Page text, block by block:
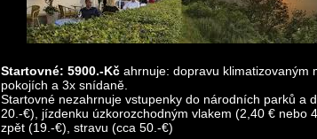
Startovné: 5900.-Kč ahrnuje: dopravu klimatizovaným
pokojích a 3x snídaně.
Startovné nezahrnuje vstupenky do národních parků a
20.-€), jízdenku úzkorozchodným vlakem (2,40 € nebo
zpět (19.-€), stravu (cca 50.-€)